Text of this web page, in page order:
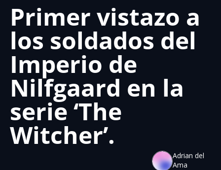
Primer vistazo a
los soldados del
Imperio de
Nilfgaard en la
serie ‘The
Witcher’.
Adrian del
Ama